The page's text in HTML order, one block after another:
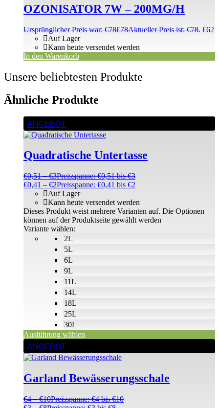
OZONISATOR 7W – 200MG/H
Ursprünglicher Preis war: €78€78Aktueller Preis ist: €78. €62
Auf Lager
Kann heute versendet werden
In den Warenkorb
Unsere beliebtesten Produkte
Ähnliche Produkte
ANGEBOT
Quadratische Untertasse
€0,51 –€3Preisspanne: €0,51 bis €3
€0,41 – €2Preisspanne: €0,41 bis €2
2L
5L
6L
9L
11L
14L
18L
25L
30L
Auf Lager
Kann heute versendet werden
Variante wählen:
Ausführung wählen
Dieses Produkt weist mehrere Varianten auf. Die Optionen
können auf der Produktseite gewählt werden
ANGEBOT
Garland Bewässerungsschale
€4 –€10Preisspanne: €4 bis €10